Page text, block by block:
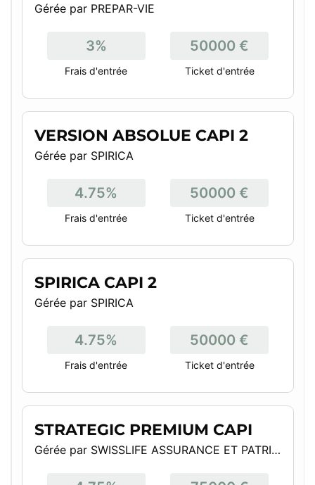
Gérée par PREPAR-VIE
3%
Frais d'entrée
50000 €
Ticket d'entrée
VERSION ABSOLUE CAPI 2
Gérée par SPIRICA
4.75%
Frais d'entrée
50000 €
Ticket d'entrée
SPIRICA CAPI 2
Gérée par SPIRICA
4.75%
Frais d'entrée
50000 €
Ticket d'entrée
STRATEGIC PREMIUM CAPI
Gérée par SWISSLIFE ASSURANCE ET PATRIMOINE